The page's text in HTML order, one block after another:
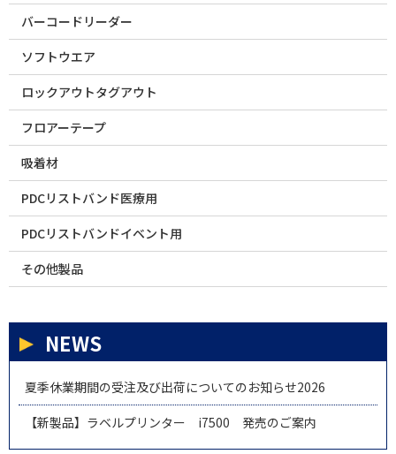
バーコードリーダー
ソフトウエア
ロックアウトタグアウト
フロアーテープ
吸着材
PDCリストバンド医療用
PDCリストバンドイベント用
その他製品
NEWS
夏季休業期間の受注及び出荷についてのお知らせ2026
【新製品】ラベルプリンター i7500 発売のご案内